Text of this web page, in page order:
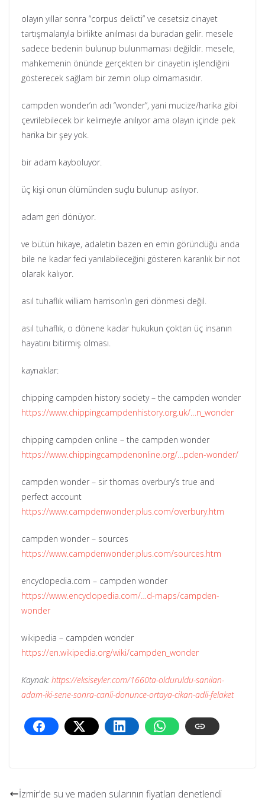
olayın yıllar sonra “corpus delicti” ve cesetsiz cinayet
tartışmalarıyla birlikte anılması da buradan gelir. mesele
sadece bedenin bulunup bulunmaması değildir. mesele,
mahkemenin önünde gerçekten bir cinayetin işlendiğini
gösterecek sağlam bir zemin olup olmamasıdır.
campden wonder’ın adı “wonder”, yani mucize/harika gibi
çevrilebilecek bir kelimeyle anılıyor ama olayın içinde pek
harika bir şey yok.
bir adam kayboluyor.
üç kişi onun ölümünden suçlu bulunup asılıyor.
adam geri dönüyor.
ve bütün hikaye, adaletin bazen en emin göründüğü anda
bile ne kadar feci yanılabileceğini gösteren karanlık bir not
olarak kalıyor.
asıl tuhaflık william harrison’ın geri dönmesi değil.
asıl tuhaflık, o dönene kadar hukukun çoktan üç insanın
hayatını bitirmiş olması.
kaynaklar:
chipping campden history society – the campden wonder
https://www.chippingcampdenhistory.org.uk/…n_wonder
chipping campden online – the campden wonder
https://www.chippingcampdenonline.org/…pden-wonder/
campden wonder – sir thomas overbury’s true and
perfect account
https://www.campdenwonder.plus.com/overbury.htm
campden wonder – sources
https://www.campdenwonder.plus.com/sources.htm
encyclopedia.com – campden wonder
https://www.encyclopedia.com/…d-maps/campden-
wonder
wikipedia – campden wonder
https://en.wikipedia.org/wiki/campden_wonder
Kaynak: https://eksiseyler.com/1660ta-olduruldu-sanilan-
adam-iki-sene-sonra-canli-donunce-ortaya-cikan-adli-felaket
İzmir’de su ve maden sularının fiyatları denetlendi